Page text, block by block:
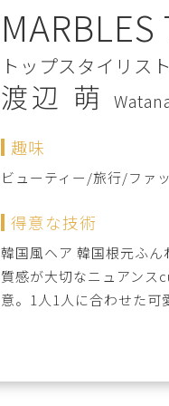
トップスタイリスト
渡辺 萌
趣味
ビューティー/旅行/ファ
得意な技術
韓国風ヘア 韓国根元ふん
質感が大切なニュアンス
意。1人1人に合わせた可